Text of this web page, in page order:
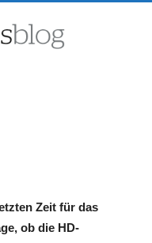
Zeit für das
ob die HD-